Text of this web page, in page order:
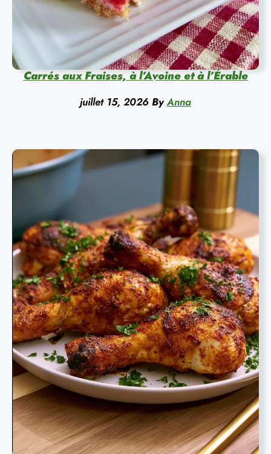
Carrés aux Fraises, à l’Avoine et à l’Érable
juillet 15, 2026 By Anna